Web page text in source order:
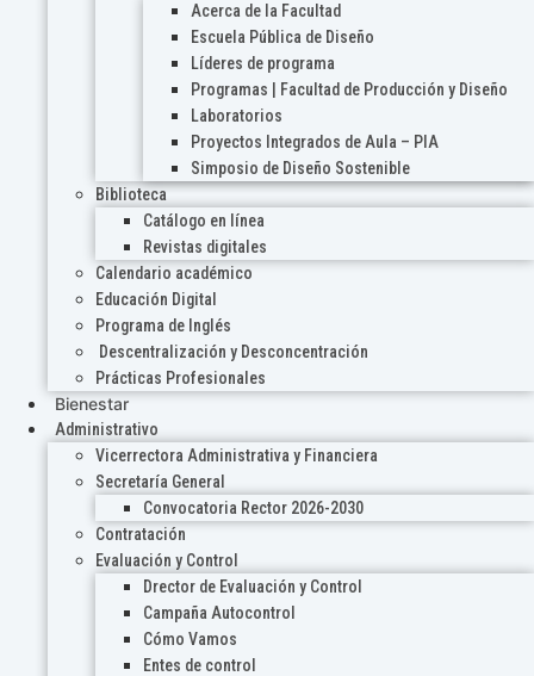
Acerca de la Facultad
Escuela Pública de Diseño
Líderes de programa
Programas | Facultad de Producción y Diseño
Laboratorios
Proyectos Integrados de Aula – PIA
Simposio de Diseño Sostenible
Biblioteca
Catálogo en línea
Revistas digitales
Calendario académico
Educación Digital
Programa de Inglés
Descentralización y Desconcentración
Prácticas Profesionales
Bienestar
Administrativo
Vicerrectora Administrativa y Financiera
Secretaría General
Convocatoria Rector 2026-2030
Contratación
Evaluación y Control
Drector de Evaluación y Control
Campaña Autocontrol
Cómo Vamos
Entes de control